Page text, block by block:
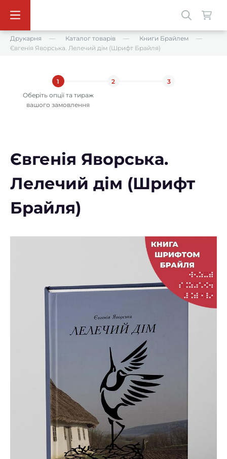
Друкарня Каталог товарів
Книги Брайлем
Євгенія Яворська. Лелечий дім (Шрифт Брайля)
1
Оберіть опції та тираж
вашого замовлення
2 3
Євгенія Яворська.
Лелечий дім (Шрифт
Брайля)